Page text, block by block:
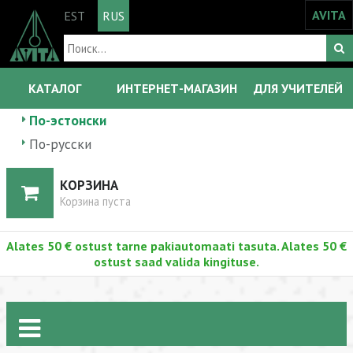
EST RUS AVITA
КАТАЛОГ ИНТЕРНЕТ-МАГАЗИН ДЛЯ УЧИТЕЛЕЙ
По-эстонски
По-русски
КОРЗИНА
Корзина пуста
Alates 50 € ostust tarne pakiautomaati tasuta. Alates 50 €
ostust saad valida kingituse.